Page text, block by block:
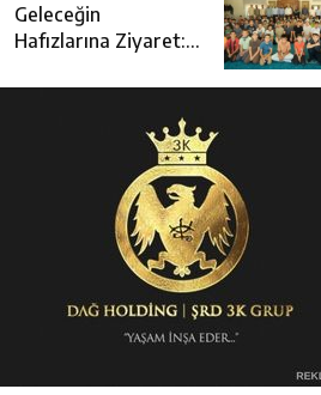
Geleceğin
Hafızlarına Ziyaret:
Erzincan’da Kur’an
Kursu Öğrencileriyle